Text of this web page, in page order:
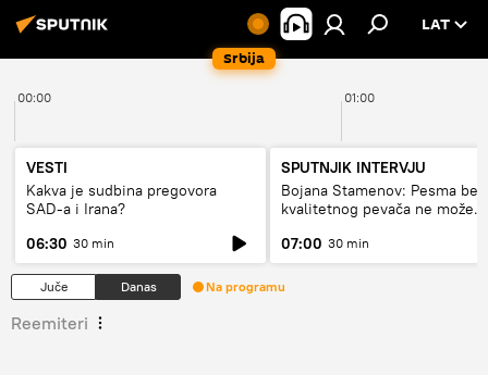
Srbija
LAT
00:00 01:00
VESTI
Kakva je sudbina pregovora
SAD-a i Irana?
06:30 30 min
SPUTNJIK INTERVJU
Bojana Stamenov: Pesma bez
kvalitetnog pevača ne može
07:00 30 min
Juče Danas Na programu
Reemiteri